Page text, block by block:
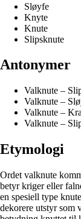
Sløyfe
Knyte
Knute
Slipsknute
Antonymer
Valknute –
Valknute –
Valknute –
Valknute –
Etymologi
Ordet valknute
betyr kriger eller
en spesiell type
dekorere utstyr som